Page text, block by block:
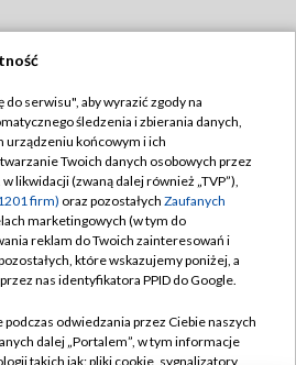
TVP
TVP
prywatności
Moje zgody
Pomoc
Kontakt
serwisu", aby wyrazić zgody na
śledzenia i zbierania danych,
urządzeniu końcowym i ich
Twoich danych osobowych przez
likwidacji (zwaną dalej również „TVP”),
firm) oraz pozostałych Zaufanych
marketingowych (w tym do
reklam do Twoich zainteresowań i
które wskazujemy poniżej, a
nas identyfikatora PPID do Google.
odwiedzania przez Ciebie naszych
dalej „Portalem”, w tym informacje
takich jak: pliki cookie, sygnalizatory